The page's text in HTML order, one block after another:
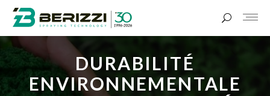
DURABILITÉ
ENVIRONNEMENTALE